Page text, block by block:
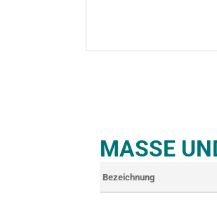
MASSE
Bezeichnung